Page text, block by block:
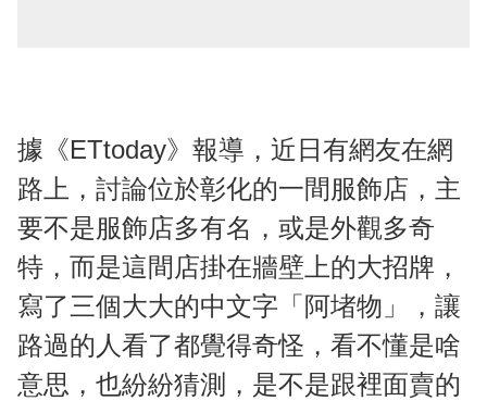
據《ETtoday》報導，近日有網友在網
路上，討論位於彰化的一間服飾店，主
要不是服飾店多有名，或是外觀多奇
特，而是這間店掛在牆壁上的大招牌，
寫了三個大大的中文字「阿堵物」，讓
路過的人看了都覺得奇怪，看不懂是啥
意思，也紛紛猜測，是不是跟裡面賣的